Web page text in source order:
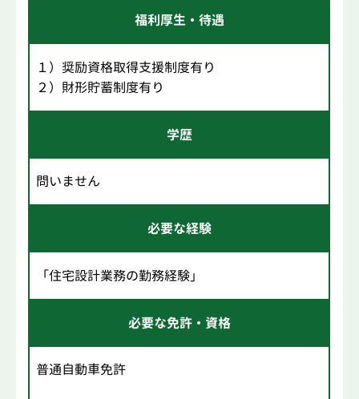
福利厚生・待遇
１）奨励資格取得支援制度有り
２）財形貯蓄制度有り
学歴
問いません
必要な経験
「住宅設計業務の勤務経験」
必要な免許・資格
普通自動車免許